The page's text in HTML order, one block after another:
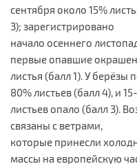
сентября около 15%
3); зарегистрировано
начало осеннего
первые опавшие
листья (балл 1). У
80% листьев (балл 4), и
листьев опало (балл 3).
связаны с ветрами,
которые принесли
массы на европейскую